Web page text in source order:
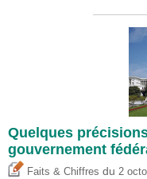
Quelques
gouvernement
Faits & Chiffres du 2